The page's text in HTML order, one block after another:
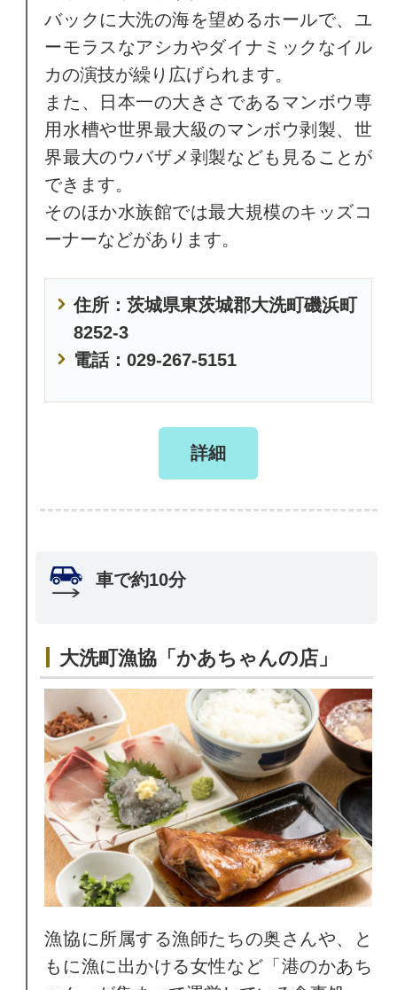
バックに大洗の海を望めるホールで、ユ
ーモラスなアシカやダイナミックなイル
カの演技が繰り広げられます。
また、日本一の大きさであるマンボウ専
用水槽や世界最大級のマンボウ剥製、世
界最大のウバザメ剥製なども見ることが
できます。
そのほか水族館では最大規模のキッズコ
ーナーなどがあります。
住所：茨城県東茨城郡大洗町磯浜町
8252-3
電話：029-267-5151
詳細
車で約10分
大洗町漁協「かあちゃんの店」
漁協に所属する漁師たちの奥さんや、と
もに漁に出かける女性など「港のかあち